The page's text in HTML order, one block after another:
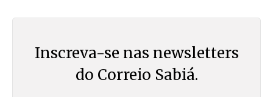
Inscreva-se nas newsletters
do Correio Sabiá.